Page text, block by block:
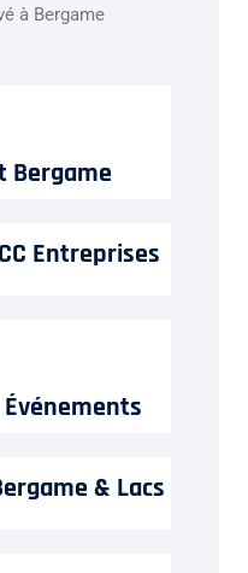
à Bergame
Bergame
Entreprises
& Lacs